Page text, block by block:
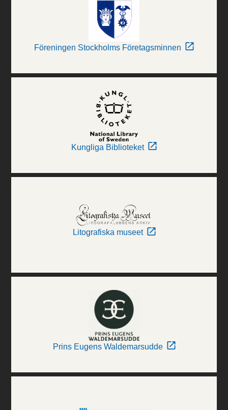
Föreningen Stockholms Företagsminnen
Kungliga Biblioteket
Litografiska museet
Prins Eugens Waldemarsudde